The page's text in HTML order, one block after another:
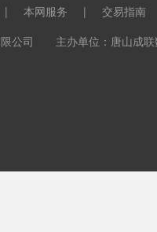
| 本网服务 |
交易指南
限公司 主办单位：唐山成